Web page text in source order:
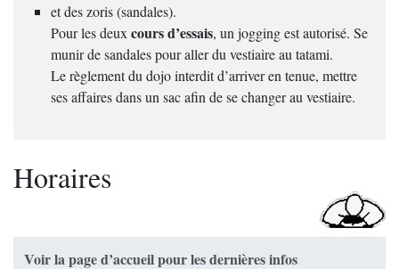
et des zoris (sandales).
Pour les deux cours d’essais, un jogging est autorisé. Se
munir de sandales pour aller du vestiaire au tatami.
Le règlement du dojo interdit d’arriver en tenue, mettre
ses affaires dans un sac afin de se changer au vestiaire.
Horaires
Voir la page d’accueil pour les dernières infos